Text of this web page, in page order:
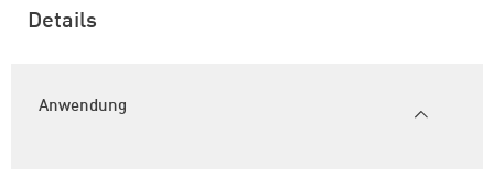
Details
Anwendung